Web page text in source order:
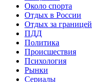
Около спорта
Отдых в России
Отдых за границей
ПДД
Политика
Происшествия
Психология
Рынки
Сериалы